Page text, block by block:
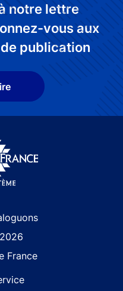
notre lettre
vous aux
publication
France